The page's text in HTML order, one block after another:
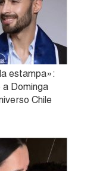
estampa»:
Dominga
Chile